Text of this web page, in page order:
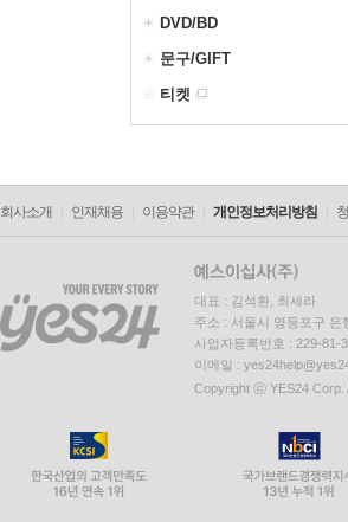
DVD/BD
문구/GIFT
티켓
회사소개 인재채용 이용약관 개인정보처리방침
대표 : 김석환, 최세라
주소 : 서울시 영등포구
사업자등록번호 : 229-
이메일 :
Copyright ⓒ YES24 Corp.